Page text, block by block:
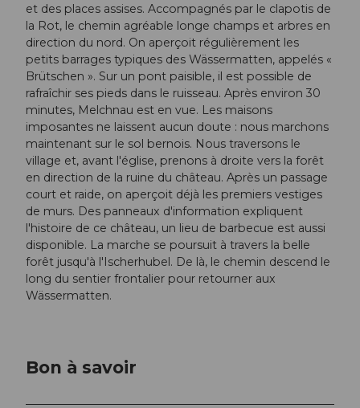
et des places assises. Accompagnés par le clapotis de
la Rot, le chemin agréable longe champs et arbres en
direction du nord. On aperçoit régulièrement les
petits barrages typiques des Wässermatten, appelés «
Brütschen ». Sur un pont paisible, il est possible de
rafraîchir ses pieds dans le ruisseau. Après environ 30
minutes, Melchnau est en vue. Les maisons
imposantes ne laissent aucun doute : nous marchons
maintenant sur le sol bernois. Nous traversons le
village et, avant l'église, prenons à droite vers la forêt
en direction de la ruine du château. Après un passage
court et raide, on aperçoit déjà les premiers vestiges
de murs. Des panneaux d'information expliquent
l'histoire de ce château, un lieu de barbecue est aussi
disponible. La marche se poursuit à travers la belle
forêt jusqu'à l'Ischerhubel. De là, le chemin descend le
long du sentier frontalier pour retourner aux
Wässermatten.
Bon à savoir